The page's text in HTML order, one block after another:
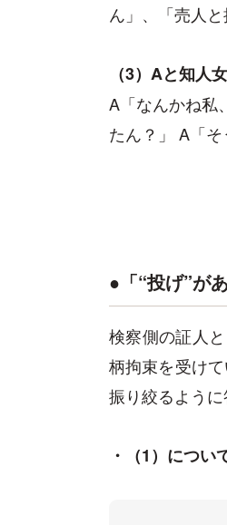
ん」、「売人と
（3）Aと知人
A「なんかね私
たん？」 A「そ
●「“投げ”が
検察側の証人
柄拘束を受け
振り絞るように
・（1）につい